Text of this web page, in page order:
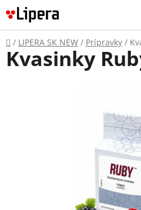
Prejsť
na
obsah
Domov
/ LIPERA SK NEW / Prípravky /
Kvasinky